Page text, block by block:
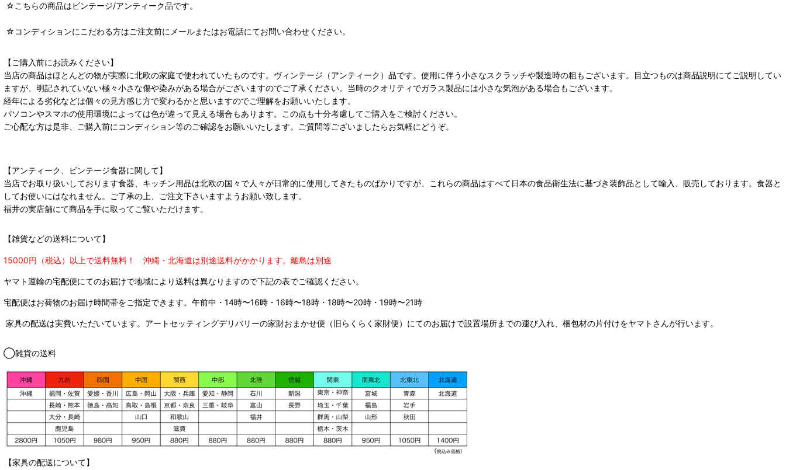
☆こちらの商品はビンテージ/アンティーク品です。
☆コンディションにこだわる方はご注文前にメールまたはお電話にてお問い合わせください。
【ご購入前にお読みください】
当店の商品はほとんどの物が実際に北欧の家庭で使われていたものです。ヴィンテージ（アンティーク）品です。使用に伴う小さなスクラッチや製造時の粗もございます。目立つものは商品説明にてご説明してい
ますが、明記されていない極々小さな傷や染みがある場合がございますのでご了承ください。当時のクオリティでガラス製品には小さな気泡がある場合もございます。
経年による劣化などは個々の見方感じ方で変わるかと思いますのでご理解をお願いいたします。
パソコンやスマホの使用環境によっては色が違って見える場合もあります。この点も十分考慮してご購入をご検討ください。
ご心配な方は是非、ご購入前にコンディション等のご確認をお願いいたします。ご質問等ございましたらお気軽にどうぞ。
【アンティーク、ビンテージ食器に関して】
当店でお取り扱いしております食器、キッチン用品は北欧の国々で人々が日常的に使用してきたものばかりですが、これらの商品はすべて日本の食品衛生法に基づき装飾品として輸入、販売しております。食器と
してお使いにはなれません。ご了承の上、ご注文下さいますようお願い致します。
福井の実店舗にて商品を手に取ってご覧いただけます。
【雑貨などの送料について】
15000円（税込）以上で送料無料！ 沖縄・北海道は別途送料がかかります。 離島は別途
ヤマト運輸の宅配便にてのお届けで地域により送料は異なりますので下記の表でご確認ください。
宅配便はお荷物のお届け時間帯をご指定できます。 午前中・14時〜16時・16時〜18時・18時〜20時・19時〜21時
家具の配送は実費いただいています。アートセッティングデリバリーの家財おまかせ便（旧らくらく家財便）にてのお届けで設置場所までの運び入れ、梱包材の片付けをヤマトさんが行います。
◯雑貨の送料
【家具の配送について】